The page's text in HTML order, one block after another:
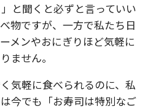
と聞くと必ずと言っていい
物ですが、一方で私たち日
メンやおにぎりほど気軽に
ません。
気軽に食べられるのに、私
今でも「お寿司は特別なご